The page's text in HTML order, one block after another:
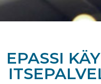
EPASSI